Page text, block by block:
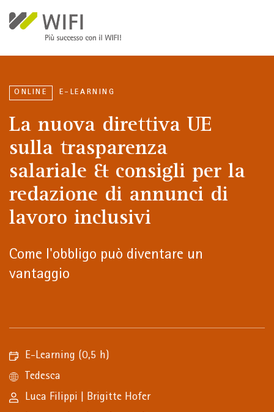
E-LEARNING
ONLINE
La nuova direttiva UE
sulla trasparenza
salariale & consigli per la
redazione di annunci di
lavoro inclusivi
Come l'obbligo può diventare un
vantaggio
E-Learning (0,5 h)
Tedesca
Luca Filippi
Brigitte Hofer